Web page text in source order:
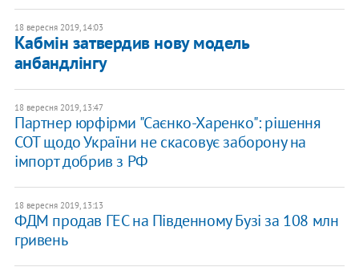
18 вересня 2019, 14:03
Кабмін затвердив нову модель
анбандлінгу
18 вересня 2019, 13:47
Партнер юрфірми "Саєнко-Харенко": рішення
СОТ щодо України не скасовує заборону на
імпорт добрив з РФ
18 вересня 2019, 13:13
ФДМ продав ГЕС на Південному Бузі за 108 млн
гривень